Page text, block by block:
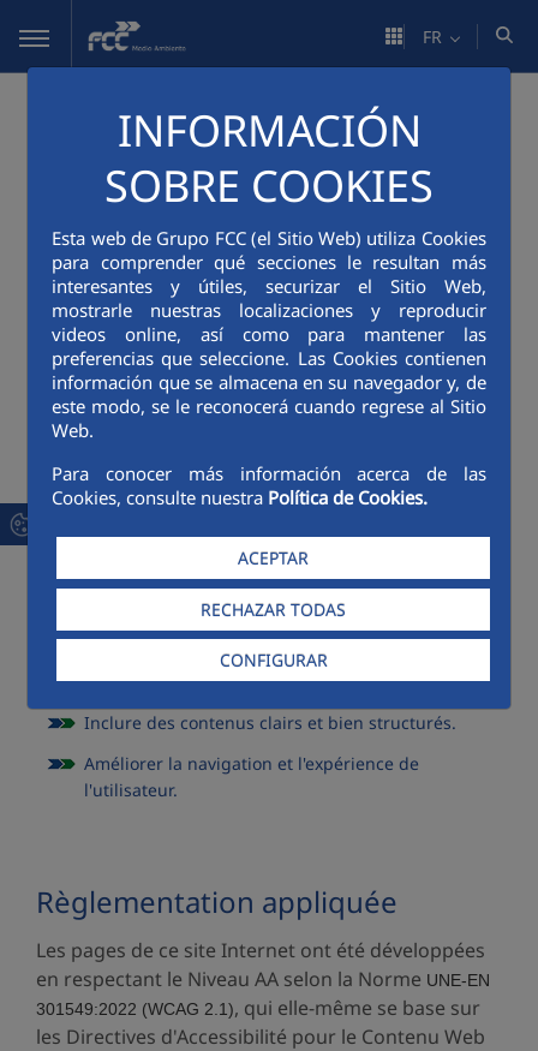
Saut au contenu principal
INFORMACIÓN
SOBRE COOKIES
Esta web de Grupo FCC (el Sitio Web) utiliza Cookies
para comprender qué secciones le resultan más
interesantes y útiles, securizar el Sitio Web,
mostrarle nuestras localizaciones y reproducir
videos online, así como para mantener las
preferencias que seleccione. Las Cookies contienen
información que se almacena en su navegador y, de
este modo, se le reconocerá cuando regrese al Sitio
Web.
Para conocer más información acerca de las
Cookies, consulte nuestra Política de Cookies.
ACEPTAR
RECHAZAR TODAS
CONFIGURAR
FR
Accessibilité
FCC mise sur la responsabilité sociale
corporative car l'entreprise est
convaincue que son comportement
éthique et son compromis social et
environnemental, en plus de répondre à des
impératifs d'équité et de justice, sont également
rentables et peuvent se traduire par une meilleure
ambiance de travail et générer des liens de
réciprocité et d'acceptation dans ce même cadre.
Pour ces raisons, sur le site Internet FCC.es, une
série de mesures ont été adoptées avec pour
objectif de garantir l'accessibilité des contenus,
Faciliter l'accès aux utilisateurs indépendamment
de leurs capacités ou de leur environnement.
Permettre l'accès aux différents agents utilisateurs.
Inclure des contenus clairs et bien structurés.
Améliorer la navigation et l'expérience de
l'utilisateur.
Règlementation appliquée
Les pages de ce site Internet ont été développées
en respectant le Niveau AA selon la Norme UNE-EN
301549:2022 (WCAG 2.1), qui elle-même se base sur
les Directives d'Accessibilité pour le Contenu Web